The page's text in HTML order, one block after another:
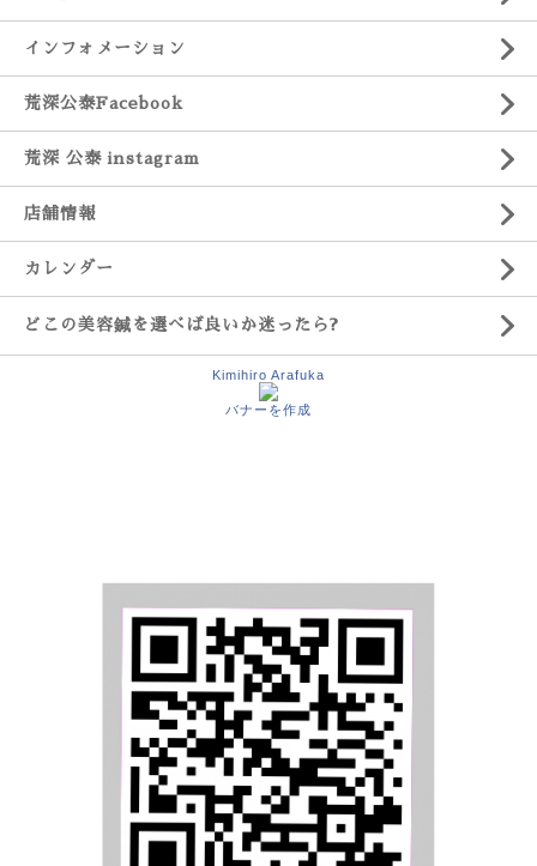
インフォメーション
荒深公泰Facebook
荒深 公泰 instagram
店舗情報
カレンダー
どこの美容鍼を選べば良いか迷ったら?
Kimihiro Arafuka
バナーを作成